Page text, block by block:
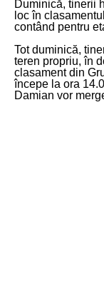
Duminică, tinerii
loc în
contând pentru
Tot duminică,
teren propriu, în
clasament din
începe la ora
Damian vor